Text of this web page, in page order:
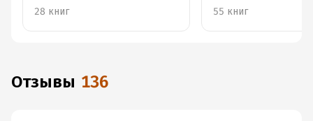
пациентов
28 книг
декабря
55 книг
Отзывы 136